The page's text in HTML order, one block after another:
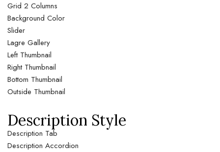
Grid 2 Columns
Background Color
Slider
Lagre Gallery
Left Thumbnail
Right Thumbnail
Bottom Thumbnail
Outside Thumbnail
Description Style
Description Tab
Description Accordion